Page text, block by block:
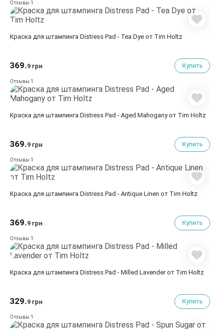
Отзывы 1
Краска для штампинга Distress Pad - Tea Dye от Tim Holtz
369.9 грн Купить
Отзывы 1
Краска для штампинга Distress Pad - Aged Mahogany от Tim Holtz
369.9 грн Купить
Отзывы 1
Краска для штампинга Distress Pad - Antique Linen от Tim Holtz
369.9 грн Купить
Отзывы 1
Краска для штампинга Distress Pad - Milled Lavender от Tim Holtz
329.9 грн Купить
Отзывы 1